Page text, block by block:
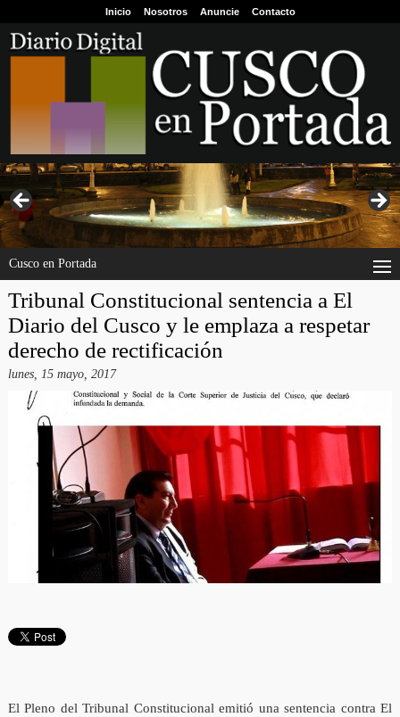
Inicio Nosotros Anuncie Contacto
Cusco en Portada
Tribunal Constitucional sentencia a El
Diario del Cusco y le emplaza a respetar
derecho de rectificación
lunes, 15 mayo, 2017
El Pleno del Tribunal Constitucional emitió una sentencia contra El